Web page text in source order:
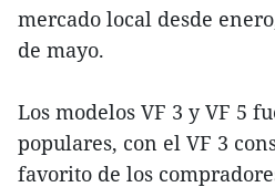
mercado local desde
de mayo.
Los modelos VF 3 y VF 5
populares, con el VF 3
favorito de los